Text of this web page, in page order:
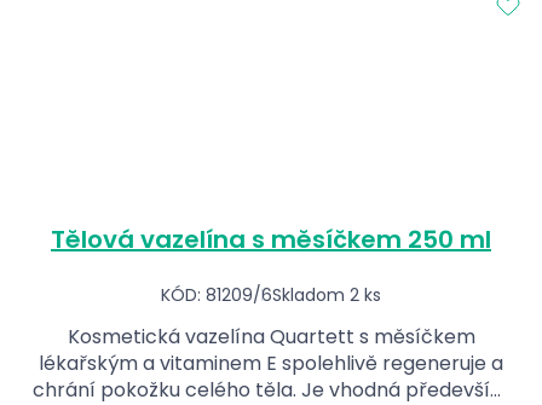
Tělová vazelína s měsíčkem 250 ml
KÓD: 81209/6Skladom 2 ks
Kosmetická vazelína Quartett s měsíčkem
lékařským a vitaminem E spolehlivě regeneruje a
chrání pokožku celého těla. Je vhodná především